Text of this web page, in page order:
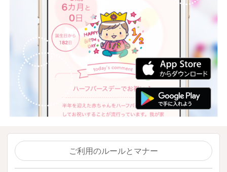
ご利用のルールとマナー